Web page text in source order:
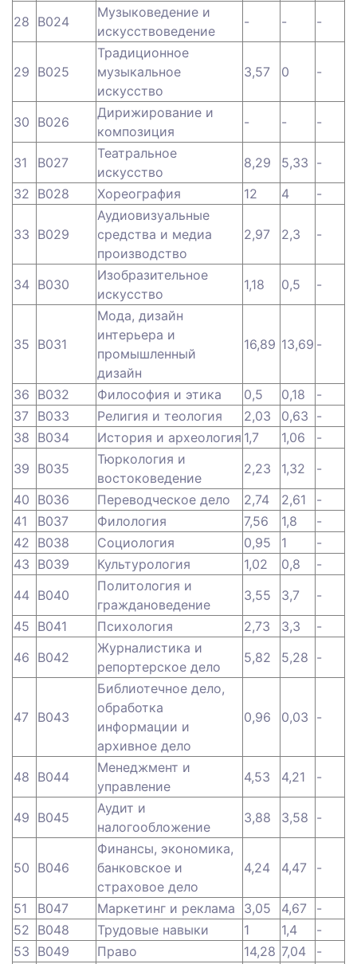
28 B024
Музыковедение и
искусствоведение
- - -
29 B025
Традиционное
музыкальное
искусство
3,57 0 -
30 B026
Дирижирование и
композиция
- - -
31 B027
Театральное
искусство
8,29 5,33 -
32 B028 Хореография 12 4 -
33 B029
Аудиовизуальные
средства и медиа
производство
2,97 2,3 -
34 B030
Изобразительное
искусство
1,18 0,5 -
35 B031
Мода, дизайн
интерьера и
промышленный
дизайн
16,89 13,69 -
36 B032 Философия и этика 0,5 0,18
-
37 B033 Религия и теология 2,03 0,63 -
38 B034 История и археология 1,7 1,06
-
39 B035
Тюркология и
востоковедение
2,23 1,32
-
40 B036 Переводческое дело 2,74 2,61
-
41
B037 Филология 7,56 1,8
-
42 B038 Социология 0,95 1
-
43 B039 Культурология 1,02 0,8
-
44 B040
Политология и
граждановедение
3,55 3,7
-
45 B041 Психология 2,73 3,3
-
46 B042
Журналистика и
репортерское дело
5,82 5,28 -
47 B043
Библиотечное дело,
обработка
информации и
архивное дело
0,96 0,03 -
48 B044
Менеджмент и
управление
4,53 4,21 -
49 B045
Аудит и
налогообложение
3,88 3,58 -
50 B046
Финансы, экономика,
банковское и
страховое дело
4,24 4,47 -
51 B047 Маркетинг и реклама 3,05 4,67
-
52 B048 Трудовые навыки 1 1,4
-
53 B049 Право 14,28 7,04
-